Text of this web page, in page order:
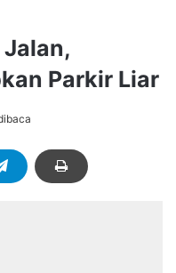
Parkir Liar